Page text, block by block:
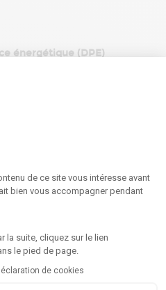
de ce site vous intéresse avant
bien vous accompagner pendant
la suite, cliquez sur le lien
le pied de page.
de cookies
énergétique (DPE)
:
à effet de serre (GES)